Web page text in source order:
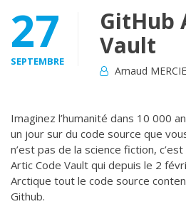
contacter
27
SEPTEMBRE
GitHub
Vault
Arnaud
Imaginez l’humanité dans 10 000
un jour sur du code source que
n’est pas de la science fiction,
Artic Code Vault qui depuis le 2
Arctique tout le code source
Github.